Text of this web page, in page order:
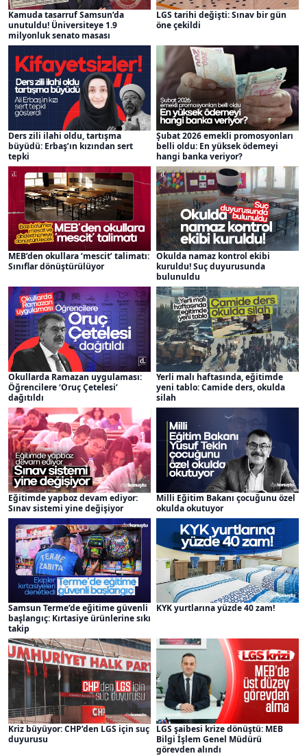
Kamuda tasarruf Samsun’da
unutuldu! Üniversiteye 1.9
milyonluk senato masası
LGS tarihi değişti: Sınav bir gün
öne çekildi
Ders zili ilahi oldu, tartışma
büyüdü: Erbaş’ın kızından sert
tepki
Şubat 2026 emekli promosyonları
belli oldu: En yüksek ödemeyi
hangi banka veriyor?
MEB’den okullara ‘mescit’ talimatı:
Sınıflar dönüştürülüyor
Okulda namaz kontrol ekibi
kuruldu! Suç duyurusunda
bulunuldu
Okullarda Ramazan uygulaması:
Öğrencilere ‘Oruç Çetelesi’
dağıtıldı
Yerli malı haftasında, eğitimde
yeni tablo: Camide ders, okulda
silah
Eğitimde yapboz devam ediyor:
Sınav sistemi yine değişiyor
Milli Eğitim Bakanı çocuğunu özel
okulda okutuyor
Samsun Terme’de eğitime güvenli
başlangıç: Kırtasiye ürünlerine sıkı
takip
KYK yurtlarına yüzde 40 zam!
Kriz büyüyor: CHP’den LGS için suç
duyurusu
LGS şaibesi krize dönüştü: MEB
Bilgi İşlem Genel Müdürü
görevden alındı